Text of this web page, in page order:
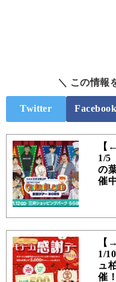
＼ この情報
Twitter Facebook
【
1/5
の
催
【
1/
ュ
催